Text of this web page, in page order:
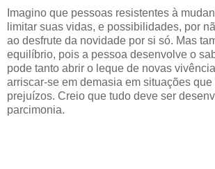
Imagino que pessoas resistentes à
limitar suas vidas, e possibilidades, por
ao desfrute da novidade por si só. Mas
equilíbrio, pois a pessoa desenvolve o
pode tanto abrir o leque de novas vivên
arriscar-se em demasia em situações que
prejuízos. Creio que tudo deve ser desen
parcimonia.